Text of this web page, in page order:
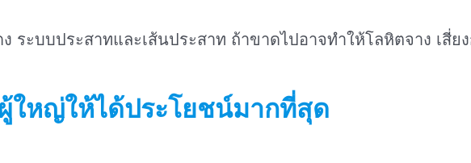
ระบบประสาทและเส้นประสาท ถ้าขาดไปอาจทำให้โลหิตจาง เสี่ย
ใหญ่ให้ได้ประโยชน์มากที่สุด